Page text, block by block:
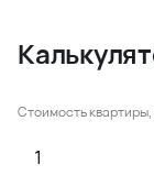
Стоимость квартиры,